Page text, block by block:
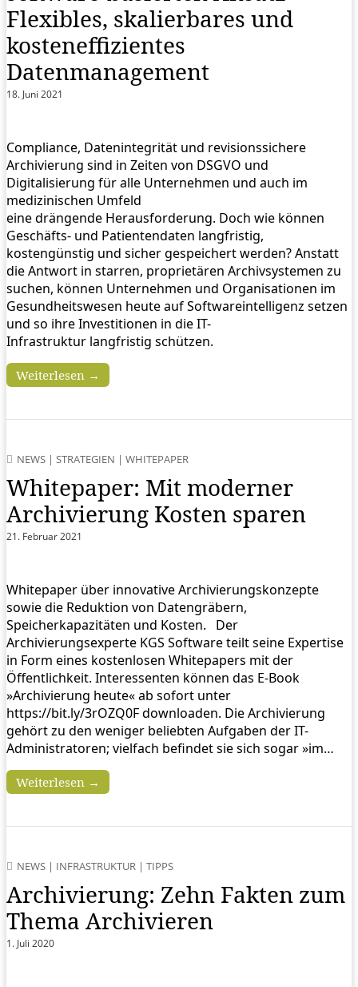
Flexibles, skalierbares und
kosteneffizientes
Datenmanagement
18. Juni 2021
Compliance, Datenintegrität und revisionssichere
Archivierung sind in Zeiten von DSGVO und
Digitalisierung für alle Unternehmen und auch im
medizinischen Umfeld
eine drängende Herausforderung. Doch wie können
Geschäfts- und Patientendaten langfristig,
kostengünstig und sicher gespeichert werden? Anstatt
die Antwort in starren, proprietären Archivsystemen zu
suchen, können Unternehmen und Organisationen im
Gesundheitswesen heute auf Softwareintelligenz setzen
und so ihre Investitionen in die IT-
Infrastruktur langfristig schützen.
Weiterlesen →
NEWS | STRATEGIEN | WHITEPAPER
Whitepaper: Mit moderner
Archivierung Kosten sparen
21. Februar 2021
Whitepaper über innovative Archivierungskonzepte
sowie die Reduktion von Datengräbern,
Speicherkapazitäten und Kosten. Der
Archivierungsexperte KGS Software teilt seine Expertise
in Form eines kostenlosen Whitepapers mit der
Öffentlichkeit. Interessenten können das E-Book
»Archivierung heute« ab sofort unter
https://bit.ly/3rOZQ0F downloaden. Die Archivierung
gehört zu den weniger beliebten Aufgaben der IT-
Administratoren; vielfach befindet sie sich sogar »im…
Weiterlesen →
NEWS | INFRASTRUKTUR | TIPPS
Archivierung: Zehn Fakten zum
Thema Archivieren
1. Juli 2020